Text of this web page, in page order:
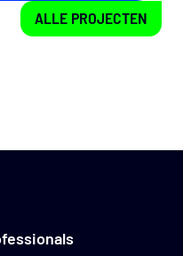
ALLE PROJECTEN